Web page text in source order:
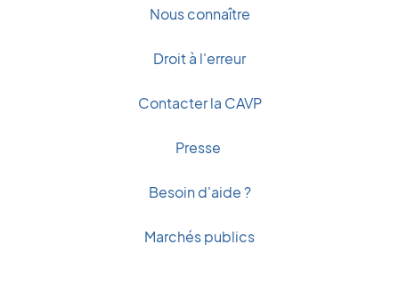
Nous connaître
Droit à l'erreur
Contacter la CAVP
Presse
Besoin d'aide ?
Marchés publics